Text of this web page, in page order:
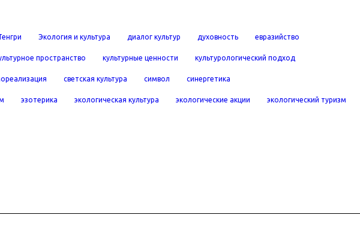
Экология и культура диалог культур духовность евразийство
пространство культурные ценности культурологический подход
светская культура символ синергетика
эзотерика экологическая культура экологические акции экологический туризм